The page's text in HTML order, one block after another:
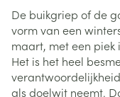
De buikgriep of de
vorm van een
maart, met een piek
Het is het heel
als doelwit neemt.